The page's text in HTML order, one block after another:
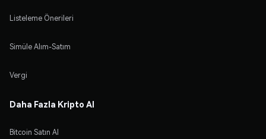
Listeleme Önerileri
Simüle Alım-Satım
Vergi
Daha Fazla Kripto Al
Bitcoin Satın Al